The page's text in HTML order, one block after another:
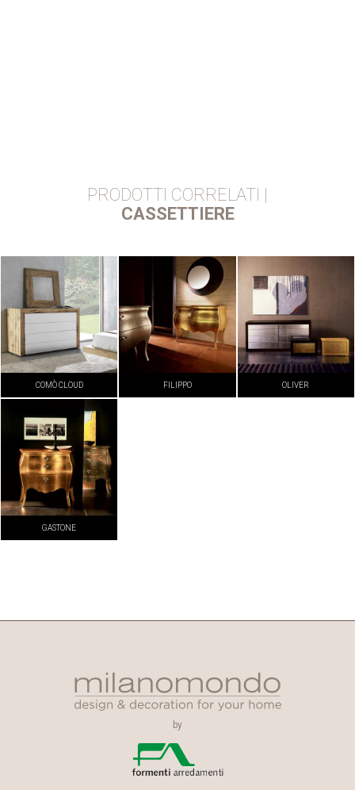
PRODOTTI CORRELATI |
CASSETTIERE
COMÒ CLOUD FILIPPO OLIVER
GASTONE
by